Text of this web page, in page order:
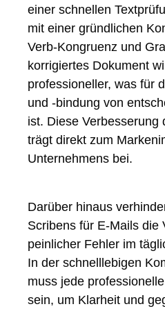
einer schnellen
mit einer gründlichen
Verb-Kongruenz und
korrigiertes Dokument
professioneller, was für
und -bindung von
ist. Diese Verbesserung
trägt direkt zum
Unternehmens bei.
Darüber hinaus
Scribens für E-Mails die
peinlicher Fehler im
In der schnelllebigen
muss jede
sein, um Klarheit und